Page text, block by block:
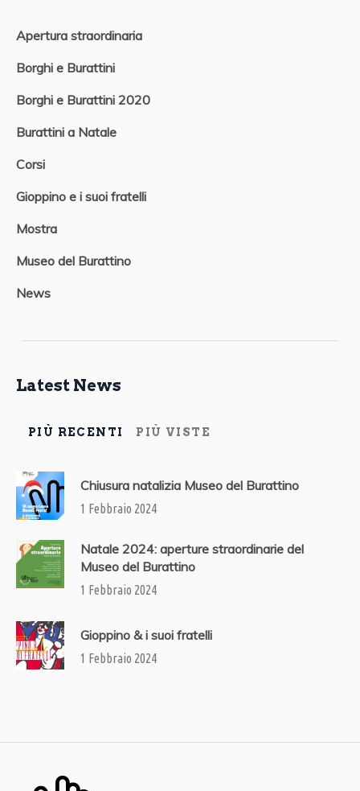
Apertura straordinaria
Borghi e Burattini
Borghi e Burattini 2020
Burattini a Natale
Corsi
Gioppino e i suoi fratelli
Mostra
Museo del Burattino
News
Latest News
PIÙ RECENTI PIÙ VISTE
Chiusura natalizia Museo del Burattino
1 Febbraio 2024
Natale 2024: aperture straordinarie del
Museo del Burattino
1 Febbraio 2024
Gioppino & i suoi fratelli
1 Febbraio 2024